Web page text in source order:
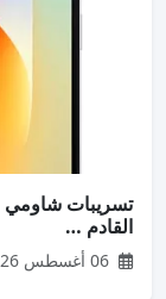
القادم …